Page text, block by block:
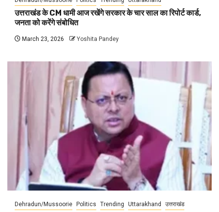
उत्तराखंड के CM धामी आज रखेंगे सरकार के चार साल का रिपोर्ट कार्ड,
जनता को करेंगे संबोधित
March 23, 2026 Yoshita Pandey
Dehradun/Mussoorie Politics Trending Uttarakhand उत्तराखंड